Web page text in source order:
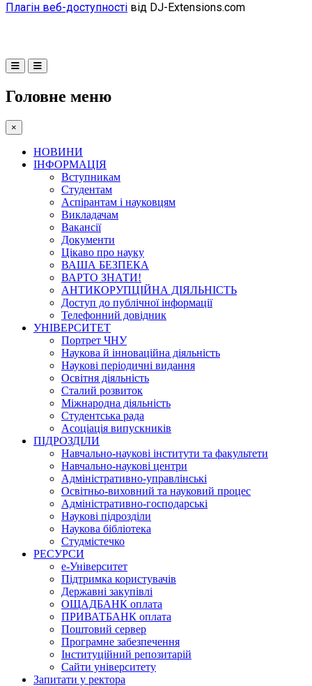
Плагін веб-доступності від DJ-Extensions.com
Головне меню
×
НОВИНИ
ІНФОРМАЦІЯ
Вступникам
Студентам
Аспірантам і науковцям
Викладачам
Вакансії
Документи
Цікаво про науку
ВАША БЕЗПЕКА
ВАРТО ЗНАТИ!
АНТИКОРУПЦІЙНА ДІЯЛЬНІСТЬ
Доступ до публічної інформації
Телефонний довідник
УНІВЕРСИТЕТ
Портрет ЧНУ
Наукова й інноваційна діяльність
Наукові періодичні видання
Освітня діяльність
Сталий розвиток
Міжнародна діяльність
Студентська рада
Асоціація випускників
ПІДРОЗДІЛИ
Навчально-наукові інститути та факультети
Навчально-наукові центри
Адміністративно-управлінські
Освітньо-виховний та науковий процес
Адміністративно-господарські
Наукові підрозділи
Наукова бібліотека
Студмістечко
РЕСУРСИ
е-Університет
Підтримка користувачів
Державні закупівлі
ОЩАДБАНК оплата
ПРИВАТБАНК оплата
Поштовий сервер
Програмне забезпечення
Інституційний репозитарій
Сайти університету
Запитати у ректора